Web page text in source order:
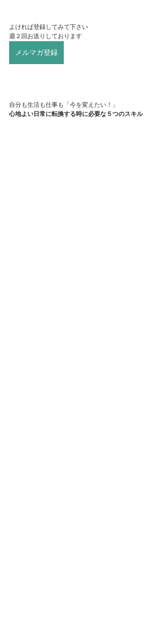
よければ登録してみて下さい
週２回お送りしております
メルマガ登録
自分も生活も仕事も「今を変えたい！」
心地よい日常に転換する時に必要な５つのスキル